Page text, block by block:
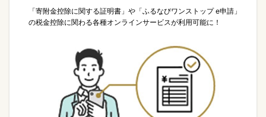
「寄附金控除に関する証明書」や「ふるなびワンストップ e申請」
の税金控除に関わる各種オンラインサービスが利用可能に！